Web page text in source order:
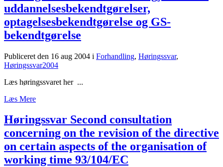
uddannelsesbekendtgørelser,
optagelsesbekendtgørelse og GS-
bekendtgørelse
Publiceret den 16 aug 2004 i Forhandling, Høringssvar,
Høringssvar2004
Læs høringssvaret her ...
Læs Mere
Høringssvar Second consultation
concerning on the revision of the directive
on certain aspects of the organisation of
working time 93/104/EC